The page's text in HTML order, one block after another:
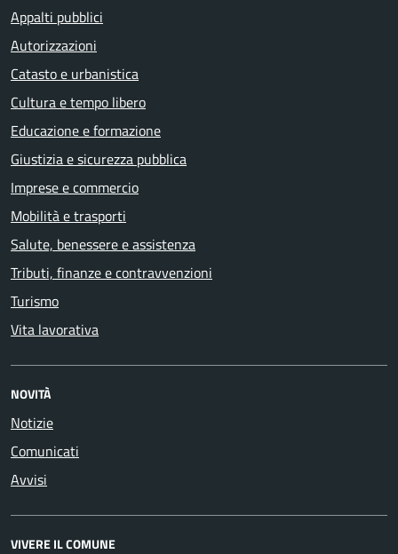
Appalti pubblici
Autorizzazioni
Catasto e urbanistica
Cultura e tempo libero
Educazione e formazione
Giustizia e sicurezza pubblica
Imprese e commercio
Mobilità e trasporti
Salute, benessere e assistenza
Tributi, finanze e contravvenzioni
Turismo
Vita lavorativa
NOVITÀ
Notizie
Comunicati
Avvisi
VIVERE IL COMUNE